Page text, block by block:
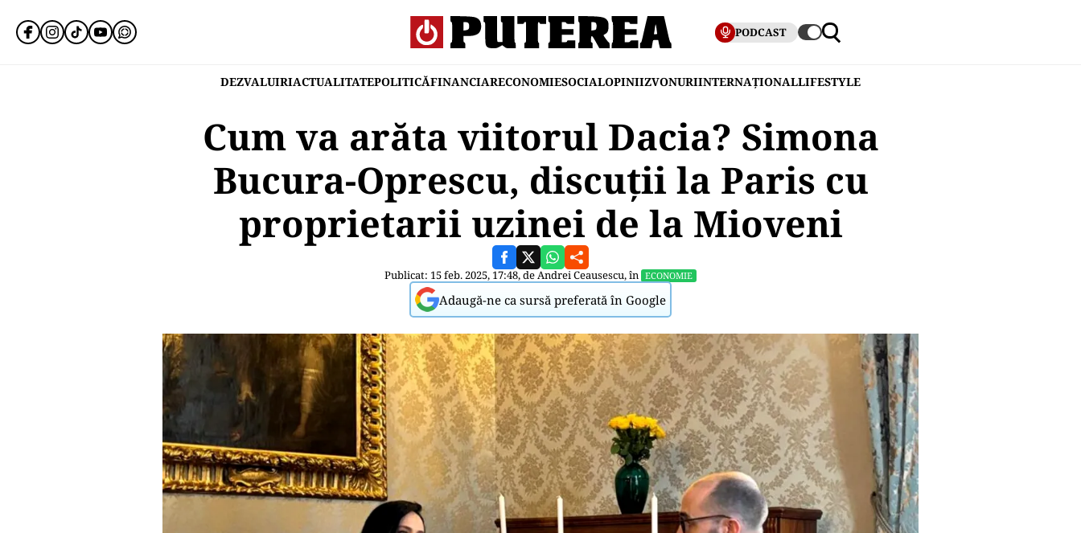
PODCAST
DEZVALUIRIACTUALITATEPOLITICĂFINANCIARECONOMIESOCIALOPINIIZVONURIINTERNAȚIONALLIFESTYLE
Cum va arăta viitorul Dacia? Simona
Bucura-Oprescu, discuții la Paris cu
proprietarii uzinei de la Mioveni
Publicat: 15 feb. 2025, 17:48, deAndrei Ceausescu, în ECONOMIE
Adaugă-ne ca sursă preferată în Google